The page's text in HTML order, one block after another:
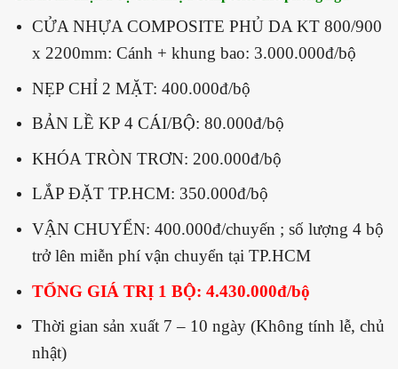
CỬA NHỰA COMPOSITE PHỦ DA KT 800/900
x 2200mm: Cánh + khung bao: 3.000.000đ/bộ
NẸP CHỈ 2 MẶT: 400.000đ/bộ
BẢN LỀ KP 4 CÁI/BỘ: 80.000đ/bộ
KHÓA TRÒN TRƠN: 200.000đ/bộ
LẮP ĐẶT TP.HCM: 350.000đ/bộ
VẬN CHUYỂN: 400.000đ/chuyến ; số lượng 4 bộ
trở lên miễn phí vận chuyển tại TP.HCM
TỔNG GIÁ TRỊ 1 BỘ: 4.430.000đ/bộ
Thời gian sản xuất 7 – 10 ngày (Không tính lễ, chủ
nhật)